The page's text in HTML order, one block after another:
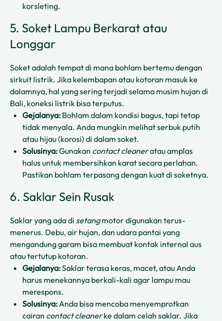
korsleting.
5. Soket Lampu Berkarat atau
Longgar
Soket adalah tempat di mana bohlam bertemu dengan
sirkuit listrik. Jika kelembapan atau kotoran masuk ke
dalamnya, hal yang sering terjadi selama musim hujan di
Bali, koneksi listrik bisa terputus.
Gejalanya: Bohlam dalam kondisi bagus, tapi tetap
tidak menyala. Anda mungkin melihat serbuk putih
atau hijau (korosi) di dalam soket.
Solusinya:Gunakan contact cleaneratau amplas
halus untuk membersihkan karat secara perlahan.
Pastikan bohlam terpasang dengan kuat di soketnya.
6. Saklar Sein Rusak
Saklar yang ada di setangmotor digunakan terus-
menerus. Debu, air hujan, dan udara pantai yang
mengandung garam bisa membuat kontak internal aus
atau tertutup kotoran.
Gejalanya:Saklar terasa keras, macet, atau Anda
harus menekannya berkali-kali agar lampu mau
merespons.
Solusinya: Anda bisa mencoba menyemprotkan
cairan contact cleanerke dalam celah saklar. Jika